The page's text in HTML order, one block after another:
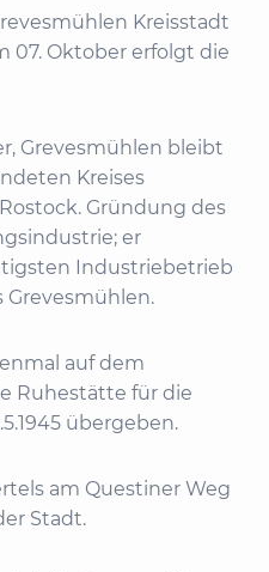
Kreisstadt
07. Oktober erfolgt die
Grevesmühlen bleibt
Kreises
Gründung des
er
Industriebetrieb
Grevesmühlen.
auf dem
Ruhestätte für die
übergeben.
am Questiner Weg
Stadt.